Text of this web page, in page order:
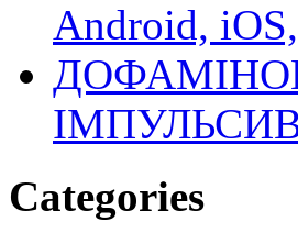
Android,
Categories